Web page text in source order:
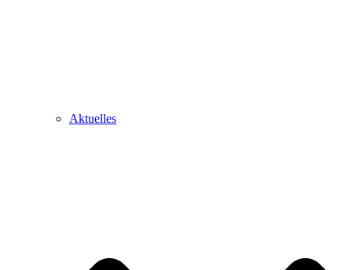
Aktuelles